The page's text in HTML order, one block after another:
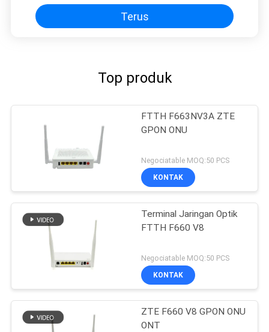
Terus
Top produk
FTTH F663NV3A ZTE
GPON ONU
Negociatable MOQ:50 PCS
KONTAK
Terminal Jaringan Optik
FTTH F660 V8
Negociatable MOQ:50 PCS
KONTAK
ZTE F660 V8 GPON ONU
ONT